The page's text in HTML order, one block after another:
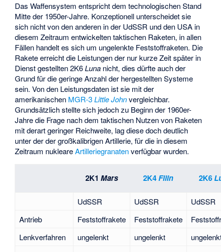
Das Waffensystem entspricht dem technologischen Stand
Mitte der 1950er-Jahre. Konzeptionell unterscheidet sie
sich nicht von den anderen in der UdSSR und den USA in
diesem Zeitraum entwickelten taktischen Raketen, in allen
Fällen handelt es sich um ungelenkte Feststoffraketen. Die
Rakete erreicht die Leistungen der nur kurze Zeit später in
Dienst gestellten 2K6Luna nicht, dies dürfte auch der
Grund für die geringe Anzahl der hergestellten Systeme
sein. Von den Leistungsdaten ist sie mit der
amerikanischen MGR-3Little Johnvergleichbar.
Grundsätzlich stellte sich jedoch zu Beginn der 1960er-
Jahre die Frage nach dem taktischen Nutzen von Raketen
mit derart geringer Reichweite, lag diese doch deutlich
unter der der großkalibrigen Artillerie, für die in diesem
Zeitraum nukleareArtilleriegranatenverfügbar wurden.
2K1 Mars 2K4Filin 2K6
UdSSR UdSSR
UdSSR
Antrieb
Feststoffrakete Feststoffrakete
Lenkverfahren
ungelenkt ungelenkt